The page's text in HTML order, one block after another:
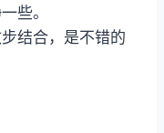
些。
结合，是不错的